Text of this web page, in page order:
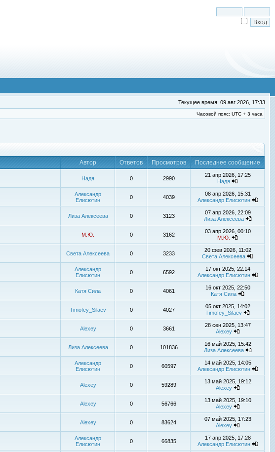
Текущее время: 09 авг 2026, 17:33
Часовой пояс: UTC + 3 часа
Автор Ответов Просмотров
Последнее сообщение
Надя 0 2990
21 апр 2026, 17:25
Надя
Александр
Елисютин
0 4039
08 апр 2026, 15:31
Александр Елисютин
Лиза Алексеева 0 3123
07 апр 2026, 22:09
Лиза Алексеева
М.Ю. 0 3162
03 апр 2026, 00:10
М.Ю.
Света Алексеева 0 3233
20 фев 2026, 11:02
Света Алексеева
Александр
Елисютин
0 6592
17 окт 2025, 22:14
Александр Елисютин
Катя Сила 0 4061
16 окт 2025, 22:50
Катя Сила
Timofey_Silaev 0 4027
05 окт 2025, 14:02
Timofey_Silaev
Alexey 0 3661
28 сен 2025, 13:47
Alexey
Лиза Алексеева 0 101836
16 май 2025, 15:42
Лиза Алексеева
Александр
Елисютин
0 60597
14 май 2025, 14:05
Александр Елисютин
Alexey 0 59289
13 май 2025, 19:12
Alexey
Alexey 0 56766
13 май 2025, 19:10
Alexey
Alexey 0 83624
07 май 2025, 17:23
Alexey
Александр
Елисютин
0 66835
17 апр 2025, 17:28
Александр Елисютин